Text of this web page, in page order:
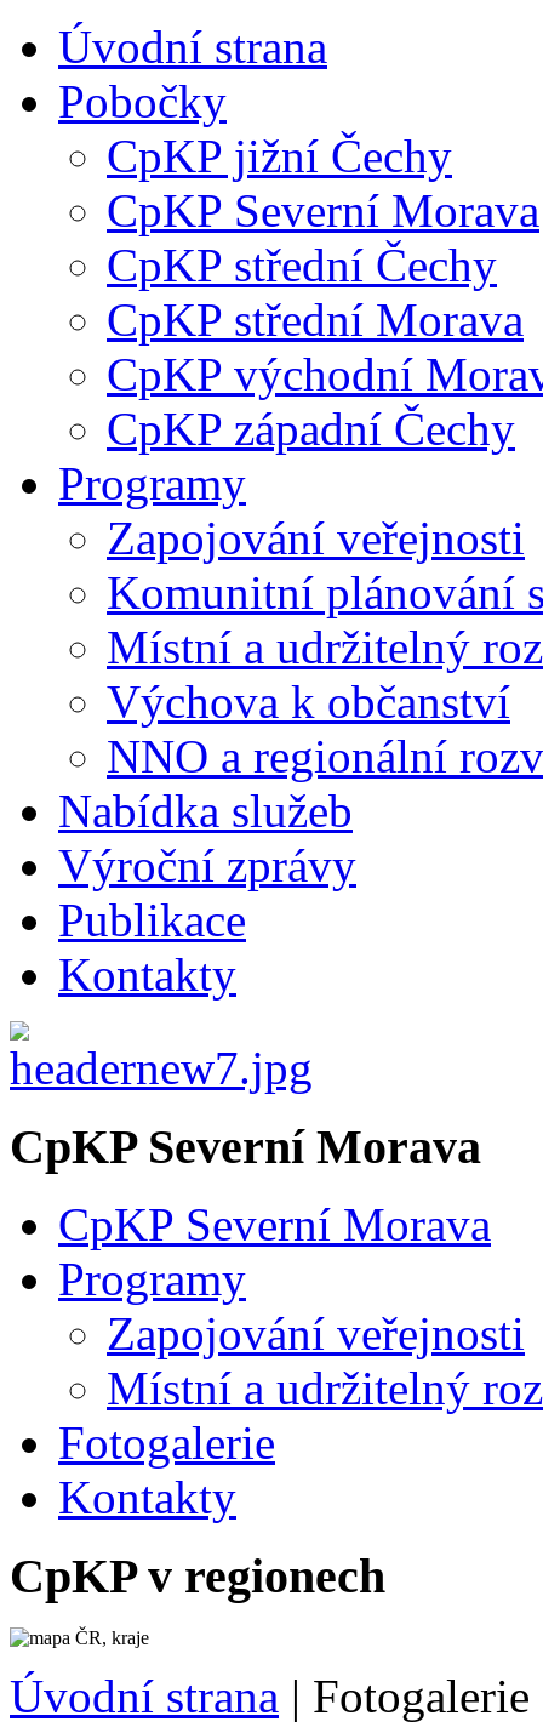
Úvodní strana
Pobočky
CpKP jižní Čechy
CpKP Severní Morava
CpKP střední Čechy
CpKP střední Morava
CpKP východní
CpKP západní Čechy
Programy
Zapojování veřejnosti
Komunitní plánování
Místní a udržitelný
Výchova k občanství
NNO a regionální
Nabídka služeb
Výroční zprávy
Publikace
Kontakty
CpKP Severní Morava
CpKP Severní Morava
Programy
Zapojování veřejnosti
Místní a udržitelný
Fotogalerie
Kontakty
CpKP v regionech
Úvodní strana |